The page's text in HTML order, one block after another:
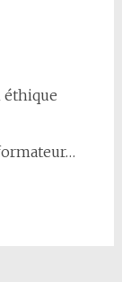
éthique